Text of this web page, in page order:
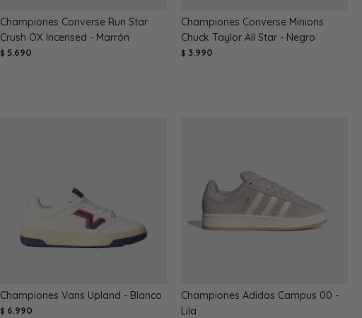
Championes Converse Run Star
Crush OX Incensed - Marrón
$ 5.690
Championes Converse Minions
Chuck Taylor All Star - Negro
$ 3.990
Championes Vans Upland - Blanco
$ 6.990
Championes Adidas Campus 00 -
Lila